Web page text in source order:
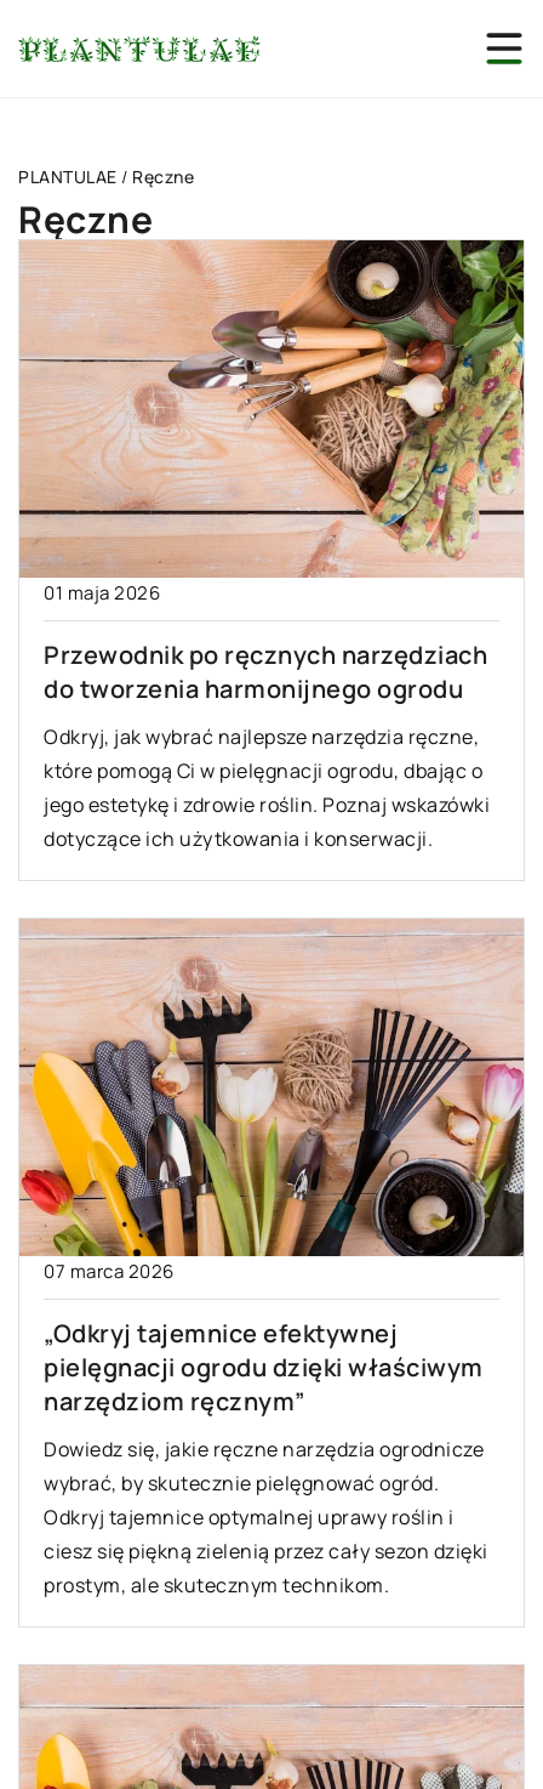
PLANTULAE / Ręczne
Ręczne
01 maja 2026
Przewodnik po ręcznych narzędziach
do tworzenia harmonijnego ogrodu
Odkryj, jak wybrać najlepsze narzędzia ręczne,
które pomogą Ci w pielęgnacji ogrodu, dbając o
jego estetykę i zdrowie roślin. Poznaj wskazówki
dotyczące ich użytkowania i konserwacji.
07 marca 2026
„Odkryj tajemnice efektywnej
pielęgnacji ogrodu dzięki właściwym
narzędziom ręcznym”
Dowiedz się, jakie ręczne narzędzia ogrodnicze
wybrać, by skutecznie pielęgnować ogród.
Odkryj tajemnice optymalnej uprawy roślin i
ciesz się piękną zielenią przez cały sezon dzięki
prostym, ale skutecznym technikom.